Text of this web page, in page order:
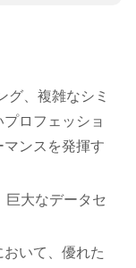
グ、複雑なシミ
ロフェッショ
ンスを発揮す
巨大なデータセ
いて、優れた